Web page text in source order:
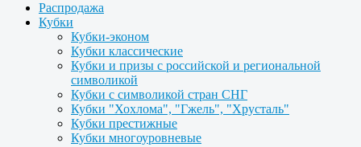
Распродажа
Кубки
Кубки-эконом
Кубки классические
Кубки и призы с российской и региональной
символикой
Кубки с символикой стран СНГ
Кубки "Хохлома", "Гжель", "Хрусталь"
Кубки престижные
Кубки многоуровневые